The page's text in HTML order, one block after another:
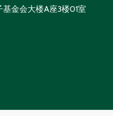
金会大楼A座3楼01室